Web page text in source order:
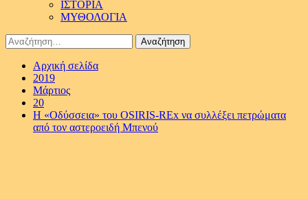
ΙΣΤΟΡΙΑ
ΜΥΘΟΛΟΓΙΑ
Αναζήτηση
για:
Αρχική σελίδα
2019
Μάρτιος
20
Η «Οδύσσεια» του OSIRIS-RΕx να συλλέξει πετρώματα
από τον αστεροειδή Μπενού